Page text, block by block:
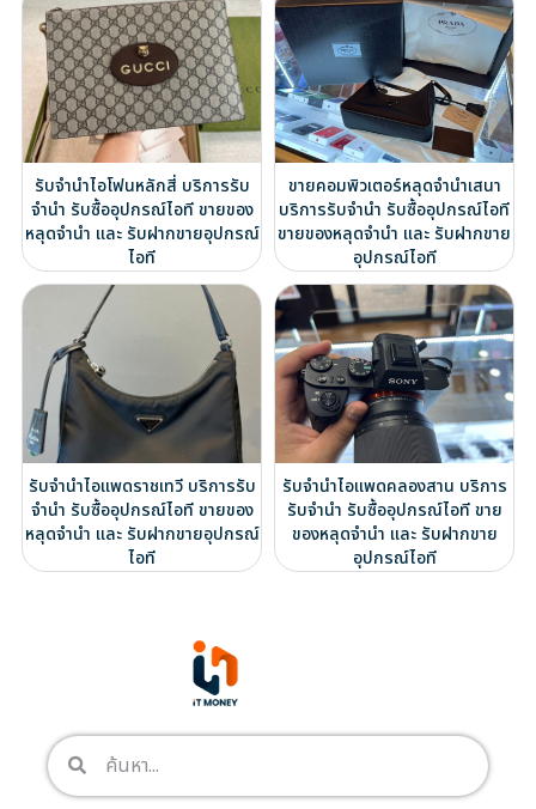
รับจำนำไอโฟนหลักสี่ บริการรับ
จำนำ รับซื้ออุปกรณ์ไอที ขายของ
หลุดจำนำ และ รับฝากขายอุปกรณ์
ไอที
ขายคอมพิวเตอร์หลุดจำนำเสนา
บริการรับจำนำ รับซื้ออุปกรณ์ไอที
ขายของหลุดจำนำ และ รับฝากขาย
อุปกรณ์ไอที
รับจำนำไอแพดราชเทวี บริการรับ
จำนำ รับซื้ออุปกรณ์ไอที ขายของ
หลุดจำนำ และ รับฝากขายอุปกรณ์
ไอที
รับจำนำไอแพดคลองสาน บริการ
รับจำนำ รับซื้ออุปกรณ์ไอที ขาย
ของหลุดจำนำ และ รับฝากขาย
อุปกรณ์ไอที